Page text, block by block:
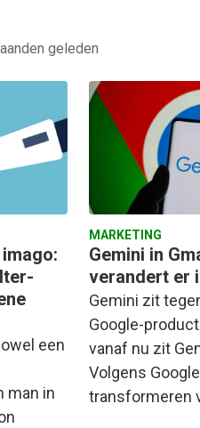
geleden
een
man in
MARKETING
Gemini in
verandert er
Gemini zit
Google-
vanaf nu zit
Volgens
transformeren